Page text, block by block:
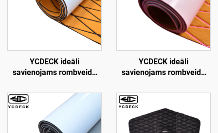
YCDECK ideāli
savienojams rombveida
loks kajakam, RV, jahtai,
baseinam, riteņbretkam,
skimbordei, pakāpienam
YCDECK ideāli
savienojams rombveida
6 mm biezs ar pašlīmējošo
slāni, piemērots jahtām,
dārziem, kartiem utt.